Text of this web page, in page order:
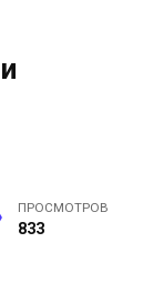
ПРОСМОТРОВ
833